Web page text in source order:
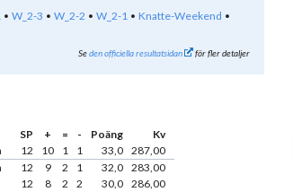
W_2-3 W_2-2 W_2-1
Knatte-Weekend
Seden officiella resultatsidan för fler detaljer
SP + = - Poäng
Kv
12 10 1 1 33,0 287,00
12 9 2 1 32,0 283,00
12 8 2 2 30,0 286,00